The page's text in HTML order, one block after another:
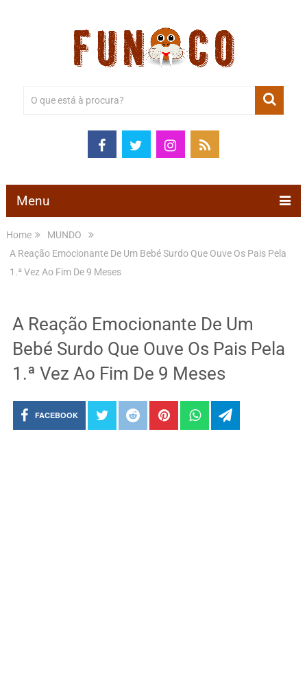
Menu
Home
MUNDO
A Reação Emocionante De Um Bebé Surdo Que Ouve Os Pais Pela
1.ª Vez Ao Fim De 9 Meses
A Reação Emocionante De Um
Bebé Surdo Que Ouve Os Pais Pela
1.ª Vez Ao Fim De 9 Meses
FACEBOOK